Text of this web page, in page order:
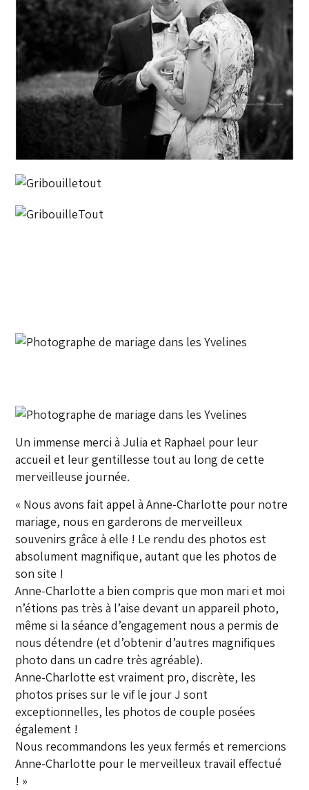
Un immense merci à Julia et Raphael pour leur
accueil et leur gentillesse tout au long de cette
merveilleuse journée.
« Nous avons fait appel à Anne-Charlotte pour notre
mariage, nous en garderons de merveilleux
souvenirs grâce à elle ! Le rendu des photos est
absolument magnifique, autant que les photos de
son site !
Anne-Charlotte a bien compris que mon mari et moi
n’étions pas très à l’aise devant un appareil photo,
même si la séance d’engagement nous a permis de
nous détendre (et d’obtenir d’autres magnifiques
photo dans un cadre très agréable).
Anne-Charlotte est vraiment pro, discrète, les
photos prises sur le vif le jour J sont
exceptionnelles, les photos de couple posées
également !
Nous recommandons les yeux fermés et remercions
Anne-Charlotte pour le merveilleux travail effectué
! »